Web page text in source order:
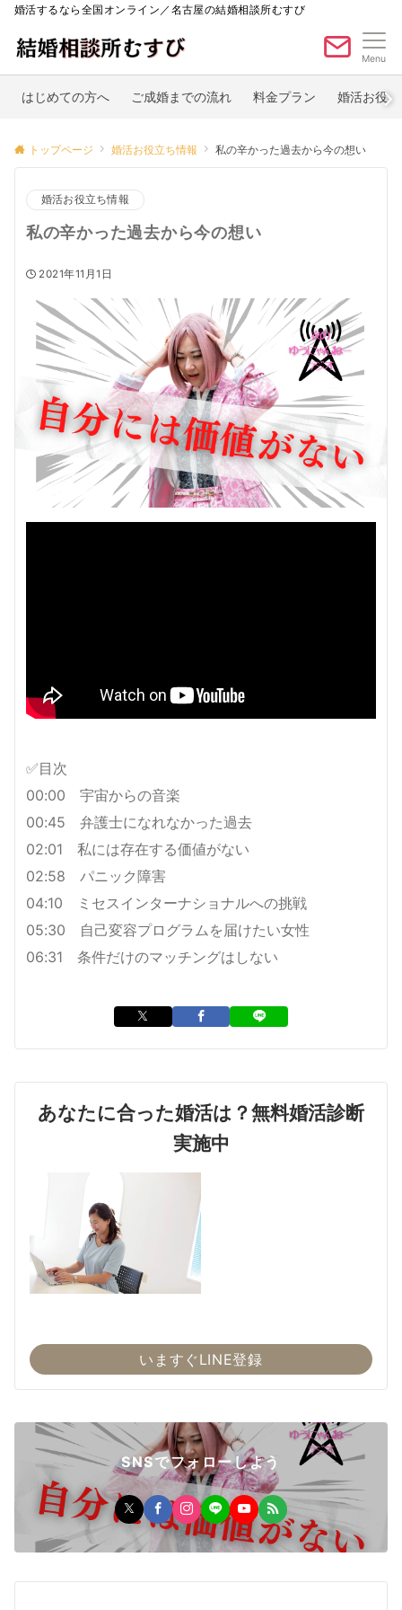
婚活するなら全国オンライン／名古屋の結婚相談所むすび
Menu
はじめての方へ ご成婚までの流れ 料金プラン 婚活お役
トップページ 婚活お役立ち情報 私の辛かった過去から今の想い
婚活お役立ち情報
私の辛かった過去から今の想い
2021年11月1日
✅目次
00:00 宇宙からの音楽
00:45 弁護士になれなかった過去
02:01 私には存在する価値がない
02:58 パニック障害
04:10 ミセスインターナショナルへの挑戦
05:30 自己変容プログラムを届けたい女性
06:31 条件だけのマッチングはしない
あなたに合った婚活は？無料婚活診断
実施中
いますぐLINE登録
SNSでフォローしよう